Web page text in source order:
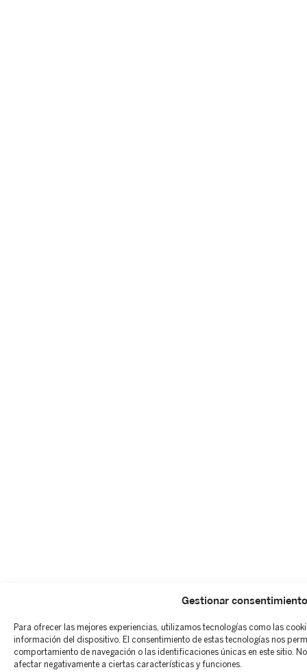
Gestionar consentimiento
Para ofrecer las mejores experiencias, utilizamos tecnologías como las
información del dispositivo. El consentimiento de estas tecnologías nos
comportamiento de navegación o las identificaciones únicas en este sitio.
afectar negativamente a ciertas características y funciones.